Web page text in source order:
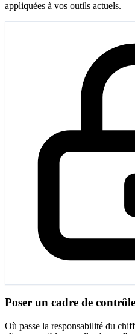
appliquées à vos outils actuels.
Poser un cadre de
Où passe la responsabilité du